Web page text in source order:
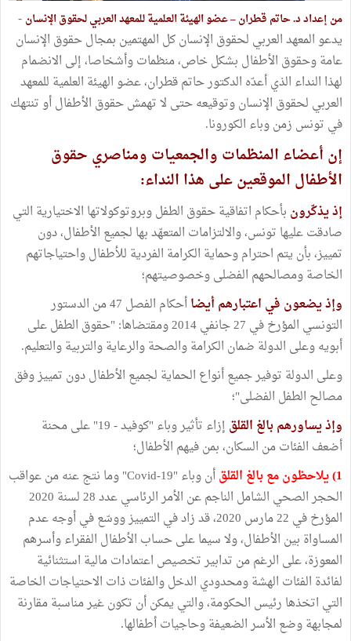
من إعداد د. حاتم قطران – عضو الهيئة العلمية للمعهد العربي لحقوق الإنسان -
يدعو المعهد العربي لحقوق الإنسان كل المهتمين بمجال حقوق الإنسان
عامة وحقوق الأطفال بشكل خاص، منظمات وأشخاصا، إلى الانضمام
لهذا النداء الذي أعدّه الدكتور حاتم قطران، عضو الهيئة العلمية للمعهد
العربي لحقوق الإنسان وتوقيعه حتى لا تهمش حقوق الأطفال أو تنتهك
في تونس زمن وباء الكورونا.
إن أعضاء المنظمات والجمعيات ومناصري حقوق
الأطفال الموقعين على هذا النداء:
إذ يذكّرون بأحكام اتفاقية حقوق الطفل وبروتوكولاتها الاختيارية التي
صادقت عليها تونس، والالتزامات المتعهّد بها لجميع الأطفال، دون
تمييز، بأن يتم احترام وحماية الكرامة الفردية للأطفال واحتياجاتهم
الخاصة ومصالحهم الفضلى وخصوصيتهم؛
وإذ يضعون في اعتبارهم أيضا
أحكام الفصل 47 من الدستور
التونسي المؤرخ في 27 جانفي 2014 ومقتضاها: "حقوق الطفل على
أبويه وعلى الدولة ضمان الكرامة والصحة والرعاية والتربية والتعليم.
وعلى الدولة توفير جميع أنواع الحماية لجميع الأطفال دون تمييز وفق
مصالح الطفل الفضلى"؛
وإذ يساورهم بالغ القلق
إزاء تأثير وباء "كوفيد - 19" على محنة
أضعف الفئات من السكان، بمن فيهم الأطفال؛
1) يلاحظون مع بالغ القلق
أن وباء "Covid-19" وما نتج عنه من عواقب
الحجر الصحي الشامل الناجم عن الأمر الرئاسي عدد 28 لسنة 2020
المؤرخ في 22 مارس 2020، قد زاد في التمييز ووسّع في أوجه عدم
المساواة بين الأطفال، ولا سيما على حساب الأطفال الفقراء وأسرهم
المعوزة، على الرغم من تدابير تخصيص اعتمادات مالية استثنائية
لفائدة الفئات الهشة ومحدودي الدخل والفئات ذات الاحتياجات الخاصة
التي اتخذها رئيس الحكومة، والتي يمكن أن تكون غير مناسبة مقارنة
لمجابهة وضع الأسر الضعيفة وحاجيات أطفالها.